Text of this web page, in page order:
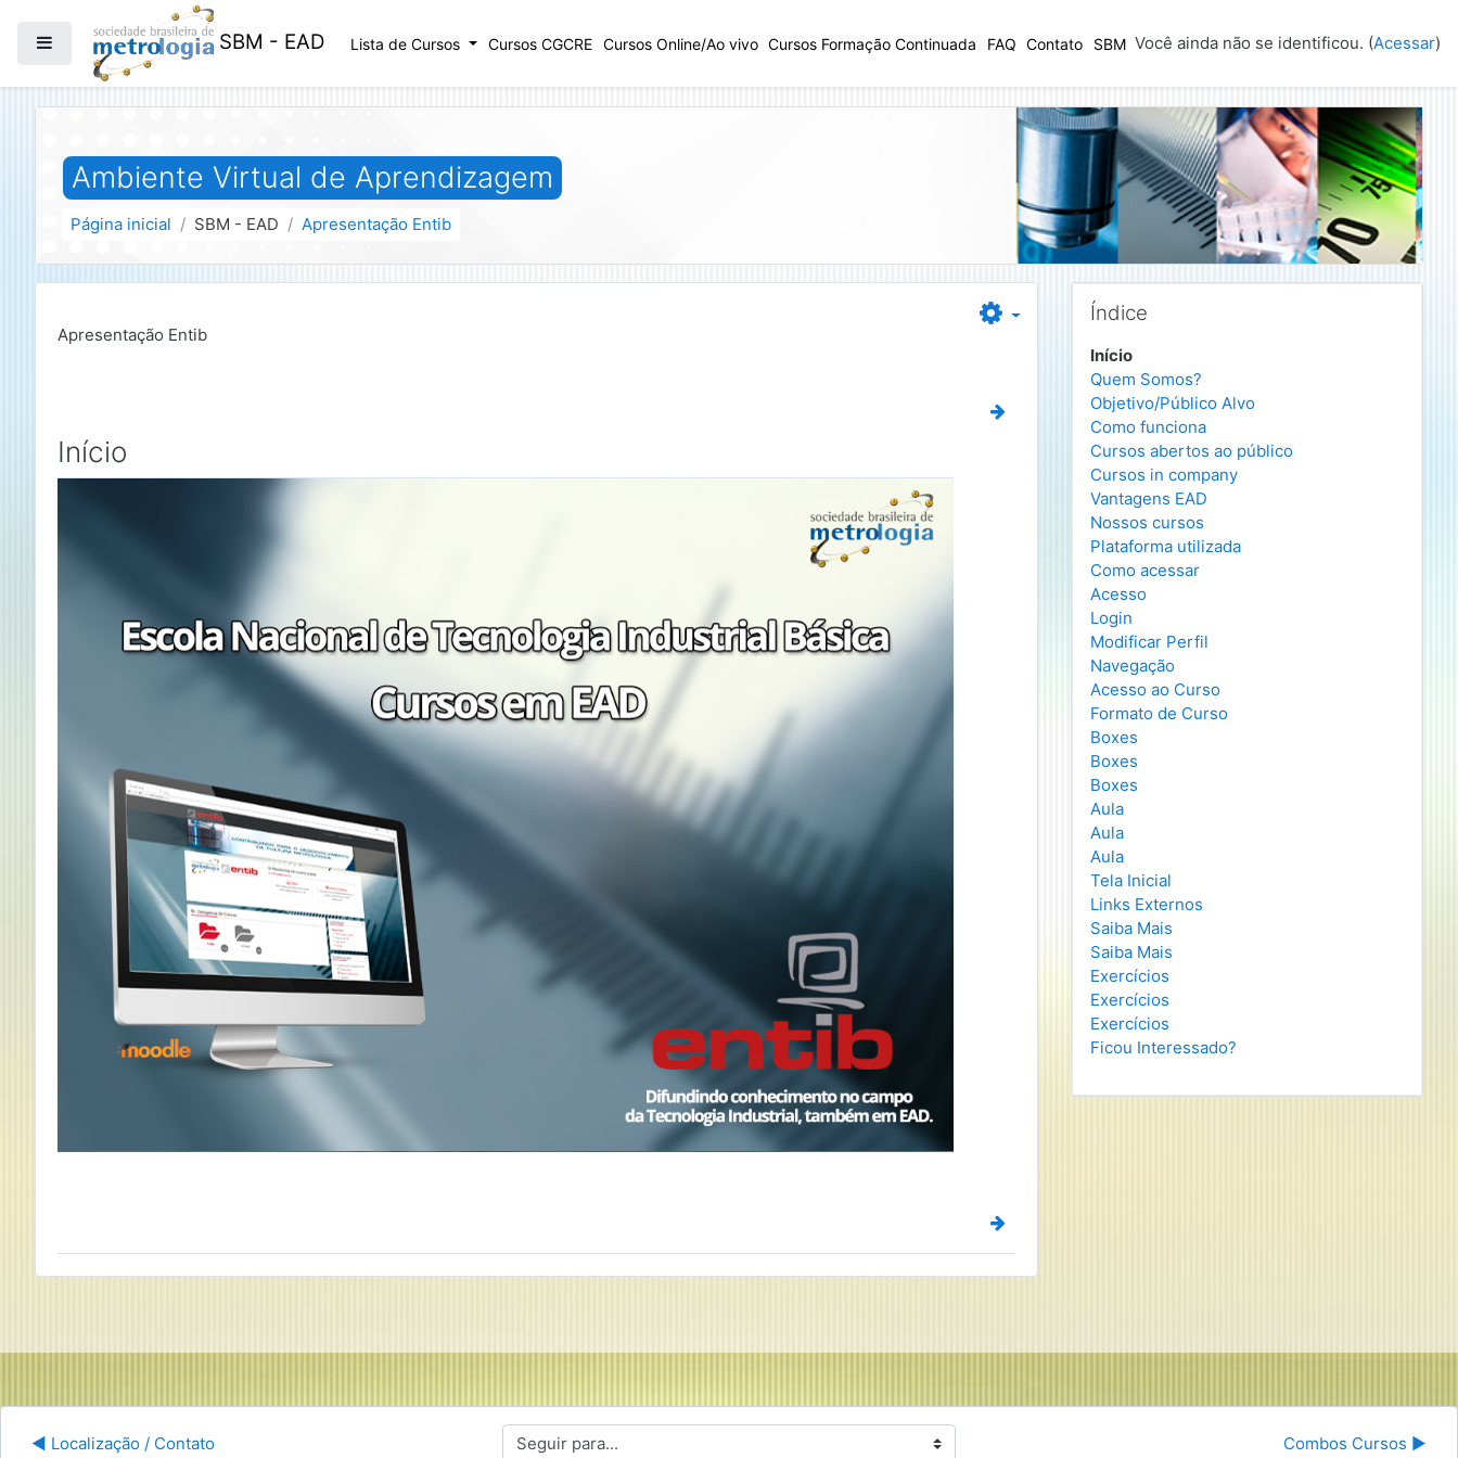
Ir para o conteúdo principal
Painel lateral
SBM - EAD Lista de Cursos Cursos CGCRE Cursos Online/Ao vivo Cursos Formação Continuada FAQ Contato SBM Você ainda não se identificou. (Acessar)
Ambiente Virtual de Aprendizagem
Página inicial SBM - EAD Apresentação Entib
Apresentação Entib
Início
Índice
Início
Quem Somos?
Objetivo/Público Alvo
Como funciona
Cursos abertos ao público
Cursos in company
Vantagens EAD
Nossos cursos
Plataforma utilizada
Como acessar
Acesso
Login
Modificar Perfil
Navegação
Acesso ao Curso
Formato de Curso
Boxes
Boxes
Boxes
Aula
Aula
Aula
Tela Inicial
Links Externos
Saiba Mais
Saiba Mais
Exercícios
Exercícios
Exercícios
Ficou Interessado?
◀︎ Localização / Contato Seguir para... Combos Cursos ▶︎